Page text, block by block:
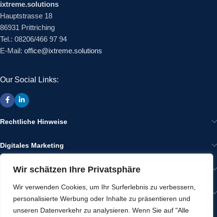
Wir schätzen Ihre Privatsphäre
Wir verwenden Cookies, um Ihr Surferlebnis zu verbessern,
personalisierte Werbung oder Inhalte zu präsentieren und
unseren Datenverkehr zu analysieren. Wenn Sie auf "Alle
ixtreme.solutions
Hauptstrasse 18
86931 Prittriching
Tel.: 08206/466 97 94
E-Mail: office@ixtreme.solutions
Our Social Links:
Rechtliche Hinweise
Digitales Marketing
Wir im Internet